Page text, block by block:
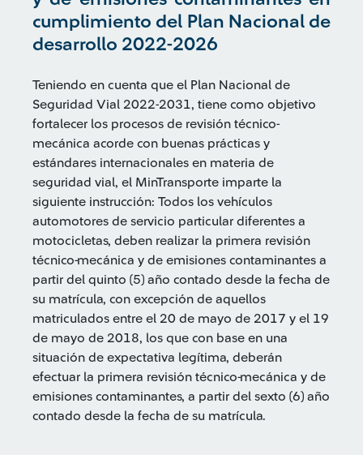
cumplimiento del Plan Nacional de
desarrollo 2022-2026
Teniendo en cuenta que el Plan Nacional de
Seguridad Vial 2022-2031, tiene como objetivo
fortalecer los procesos de revisión técnico-
mecánica acorde con buenas prácticas y
estándares internacionales en materia de
seguridad vial, el MinTransporte imparte la
siguiente instrucción: Todos los vehículos
automotores de servicio particular diferentes a
motocicletas, deben realizar la primera revisión
técnico-mecánica y de emisiones contaminantes a
partir del quinto (5) año contado desde la fecha de
su matrícula, con excepción de aquellos
matriculados entre el 20 de mayo de 2017 y el 19
de mayo de 2018, los que con base en una
situación de expectativa legítima, deberán
efectuar la primera revisión técnico-mecánica y de
emisiones contaminantes, a partir del sexto (6) año
contado desde la fecha de su matrícula.